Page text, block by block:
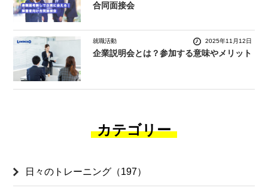
合同面接会
就職活動 2025年11月12日
企業説明会とは？参加する意味やメリット
カテゴリー
日々のトレーニング（197）